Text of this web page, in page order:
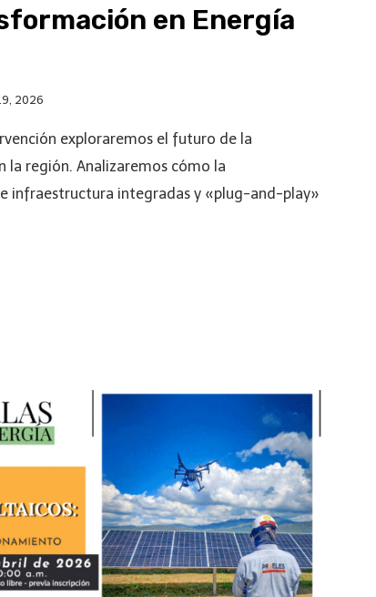
en Energía
2026
exploraremos el futuro de la
la región. Analizaremos cómo la
infraestructura integradas y «plug-and-play»